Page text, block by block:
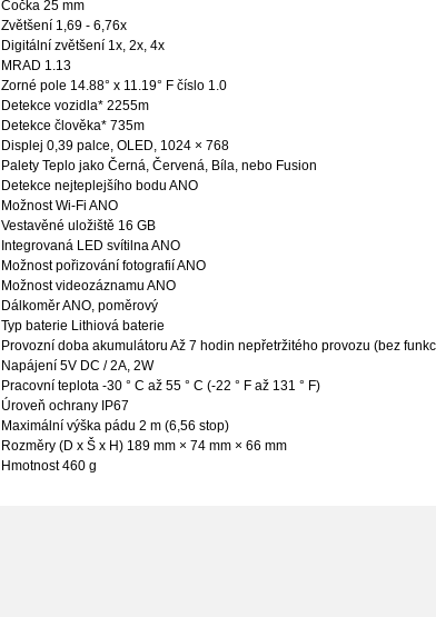
Čočka 25 mm
Zvětšení 1,69 - 6,76x
Digitální zvětšení 1x, 2x, 4x
MRAD 1.13
Zorné pole 14.88° x 11.19° F číslo 1.0
Detekce vozidla* 2255m
Detekce člověka* 735m
Displej 0,39 palce, OLED, 1024 × 768
Palety Teplo jako Černá, Červená, Bíla, nebo Fusion
Detekce nejteplejšího bodu ANO
Možnost Wi-Fi ANO
Vestavěné uložiště 16 GB
Integrovaná LED svítilna ANO
Možnost pořizování fotografií ANO
Možnost videozáznamu ANO
Dálkoměr ANO, poměrový
Typ baterie Lithiová baterie
Provozní doba akumulátoru Až 7 hodin nepřetržitého provozu (bez
Napájení 5V DC / 2A, 2W
Pracovní teplota -30 ° C až 55 ° C (-22 ° F až 131 ° F)
Úroveň ochrany IP67
Maximální výška pádu 2 m (6,56 stop)
Rozměry (D x Š x H) 189 mm × 74 mm × 66 mm
Hmotnost 460 g